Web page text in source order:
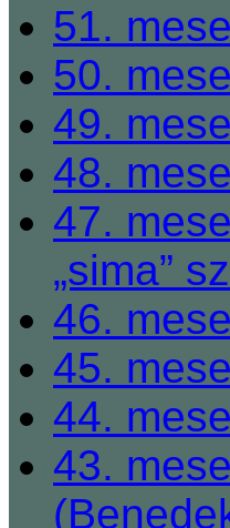
51.
50.
49.
48.
47.
„sima”
46.
45.
44.
43.